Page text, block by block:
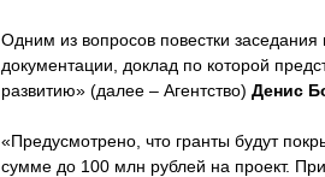
Одним из вопросов повестки заседания
документации, доклад по которой
развитию» (далее – Агентство) Денис
«Предусмотрено, что гранты будут
сумме до 100 млн рублей на проект.